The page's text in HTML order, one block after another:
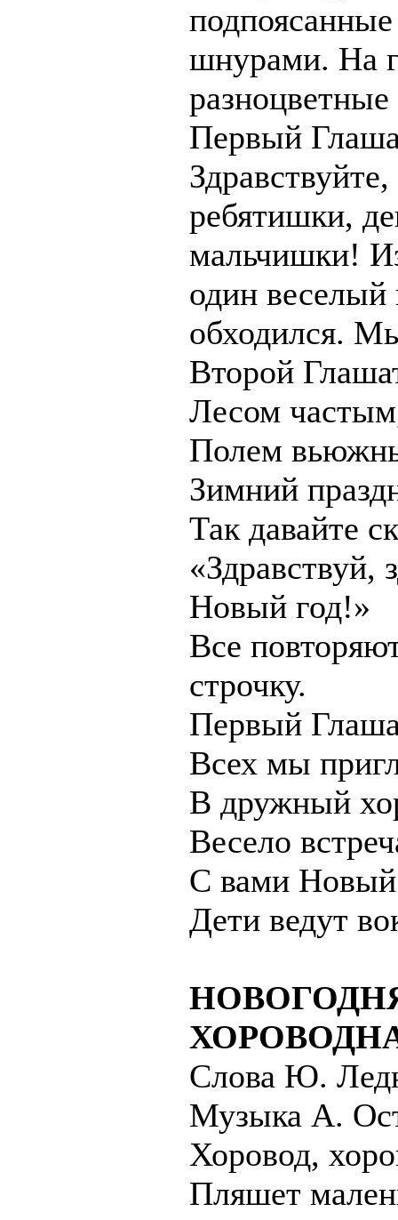
шнурами. На
разноцветные
Первый
ребятишки,
мальчишки!
один веселый
обходился.
Второй
Лесом
Полем
Зимний
Так давайте
«Здравствуй,
Новый год!»
Все
строчку.
Первый
Всех мы
В дружный
Весело
С вами
Дети ведут
Слова Ю.
Музыка А.
Хоровод,
Пляшет